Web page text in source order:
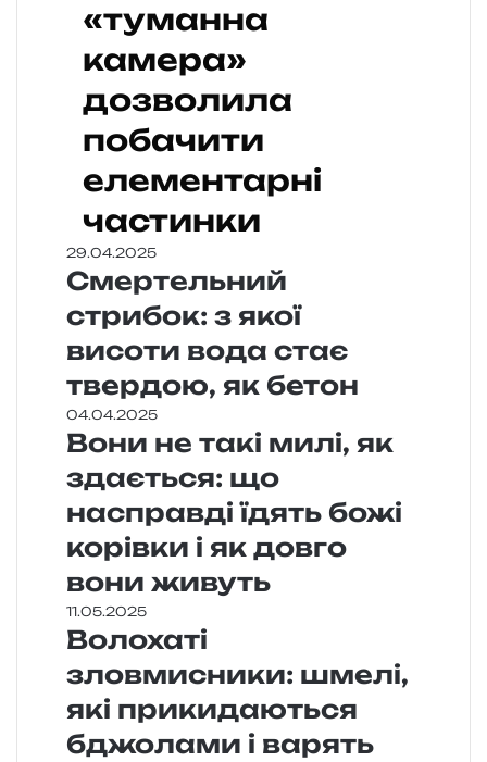
«туманна
камера»
дозволила
побачити
елементарні
частинки
29.04.2025
Смертельний
стрибок: з якої
висоти вода стає
твердою, як бетон
04.04.2025
Вони не такі милі, як
здається: що
насправді їдять божі
корівки і як довго
вони живуть
11.05.2025
Волохаті
зловмисники: шмелі,
які прикидаються
бджолами і варять